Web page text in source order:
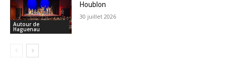
Autour de
Haguenau
Houblon
30 juillet 2026